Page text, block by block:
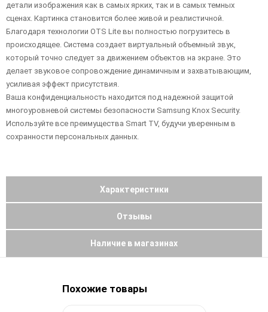
детали изображения как в самых ярких, так и в самых темных
сценах. Картинка становится более живой и реалистичной.
Благодаря технологии OTS Lite вы полностью погрузитесь в
происходящее. Система создает виртуальный объемный звук,
который точно следует за движением объектов на экране. Это
делает звуковое сопровождение динамичным и захватывающим,
усиливая эффект присутствия.
Ваша конфиденциальность находится под надежной защитой
многоуровневой системы безопасности Samsung Knox Security.
Используйте все преимущества Smart TV, будучи уверенным в
сохранности персональных данных.
Характеристики
Отзывы
Наличие в магазинах
Похожие товары